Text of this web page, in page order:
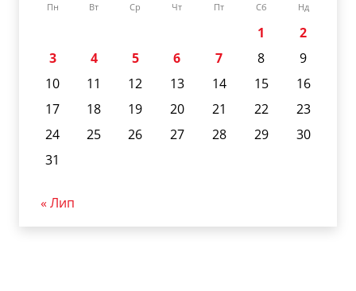
Пн Вт Ср Чт Пт Сб Нд
1
2
3
4 5 6 7 8
9
10
11 12 13 14 15
16
17
18 19 20 21 22
23
24
25 26 27 28 29
30
31
« Лип